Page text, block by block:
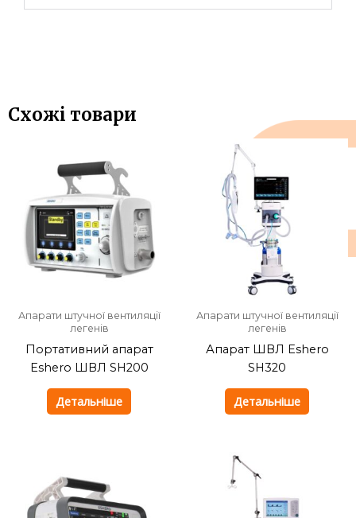
Схожі товари
Апарати штучної вентиляції
легенів
Портативний апарат
Eshero ШВЛ SH200
Детальніше
Апарати штучної вентиляції
легенів
Апарат ШВЛ Eshero
SH320
Детальніше